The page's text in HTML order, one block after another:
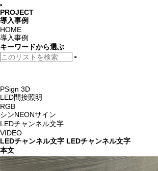
PROJECT
導入事例
HOME
導入事例
キーワードから選ぶ
PSign 3D
LED間接照明
RGB
シンNEONサイン
LEDチャンネル文字
VIDEO
LEDチャンネル文字 LEDチャンネル文字
本文